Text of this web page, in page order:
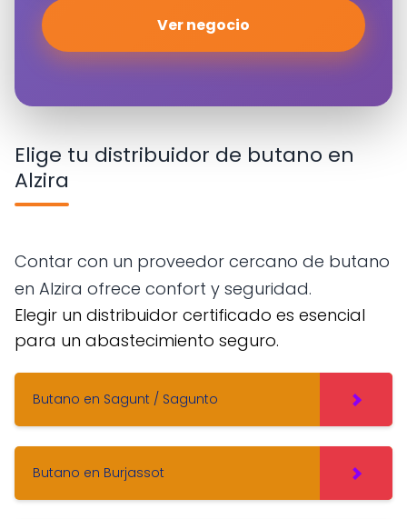
Ver negocio
Elige tu distribuidor de butano en
Alzira
Contar con un proveedor cercano de butano
en Alzira ofrece confort y seguridad.
Elegir un distribuidor certificado es esencial
para un abastecimiento seguro.
Butano en Sagunt / Sagunto
Butano en Burjassot